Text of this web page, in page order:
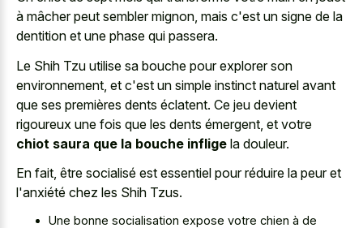
à mâcher peut sembler mignon, mais c'est un signe de la
dentition et une phase qui passera.
Le Shih Tzu utilise sa bouche pour explorer son
environnement, et c'est un simple instinct naturel avant
que ses premières dents éclatent. Ce jeu devient
rigoureux une fois que les dents émergent, et votre
chiot saura que la bouche inflige la douleur.
En fait, être socialisé est essentiel pour réduire la peur et
l'anxiété chez les Shih Tzus.
Une bonne socialisation expose votre chien à de